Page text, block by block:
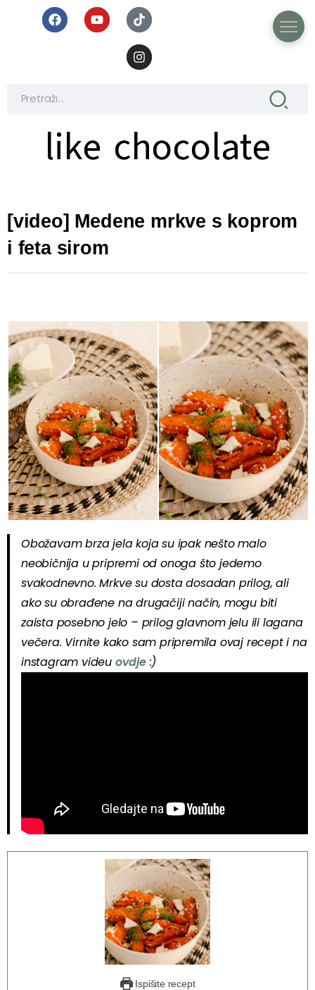
like chocolate
like chocolate
[video] Medene mrkve s koprom
i feta sirom
Obožavam brza jela koja su ipak nešto malo
neobičnija u pripremi od onoga što jedemo
svakodnevno. Mrkve su dosta dosadan prilog, ali
ako su obrađene na drugačiji način, mogu biti
zaista posebno jelo – prilog glavnom jelu ili lagana
večera. Virnite kako sam pripremila ovaj recept i na
instagram videu ovdje:)
Ispišite recept